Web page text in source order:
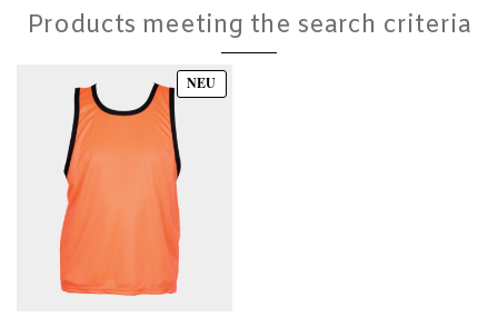
Products meeting the search criteria
NEU